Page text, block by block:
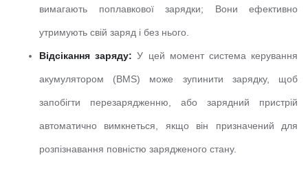
вимагають поплавкової зарядки; Вони ефективно
утримують свій заряд і без нього.
Відсікання заряду: У цей момент система керування
акумулятором (BMS) може зупинити зарядку, щоб
запобігти перезарядженню, або зарядний пристрій
автоматично вимкнеться, якщо він призначений для
розпізнавання повністю зарядженого стану.